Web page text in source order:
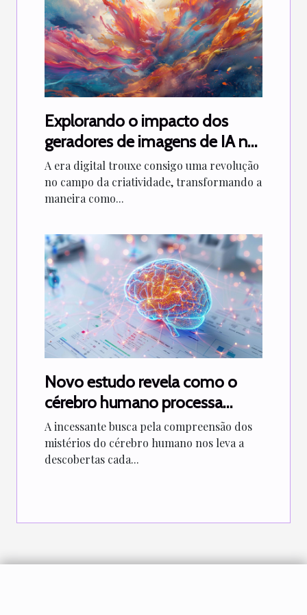
Explorando o impacto dos
geradores de imagens de IA na
indústria criativa
A era digital trouxe consigo uma revolução
no campo da criatividade, transformando a
maneira como...
Novo estudo revela como o
cérebro humano processa
informações a velocidades
surpreendentes
A incessante busca pela compreensão dos
mistérios do cérebro humano nos leva a
descobertas cada...